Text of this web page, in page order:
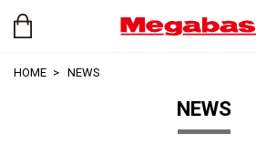
HOME NEWS
NEWS